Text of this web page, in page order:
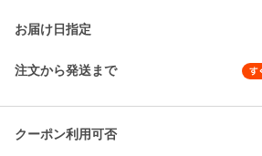
お届け日指定
注文から発送まで
クーポン利用可否